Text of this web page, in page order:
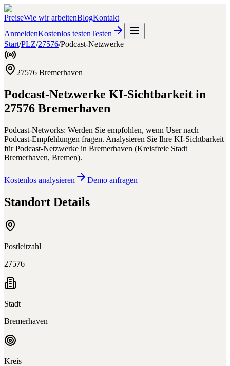
PreiseWie wir arbeitenBlogKontakt
AnmeldenKostenlos testenTesten
Start/PLZ/27576/Podcast-Netzwerke
27576 Bremerhaven
Podcast-Netzwerke KI-Sichtbarkeit in
27576 Bremerhaven
Podcast-Networks: Werden Sie empfohlen, wenn User nach
Podcast-Empfehlungen fragen. Analysieren Sie Ihre KI-Sichtbarkeit
fürPodcast-Netzwerke in Bremerhaven (Kreisfreie Stadt
Bremerhaven, Bremen).
Kostenlos analysieren Demo anfragen
Standort Details
Postleitzahl
27576
Stadt
Bremerhaven
Kreis